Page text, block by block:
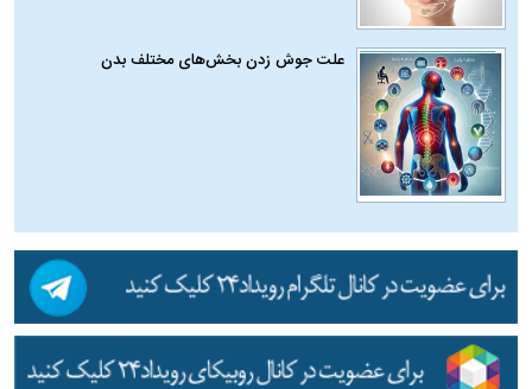
علت جوش زدن بخش‌های مختلف بدن